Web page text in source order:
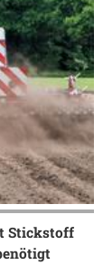
Stickstoff